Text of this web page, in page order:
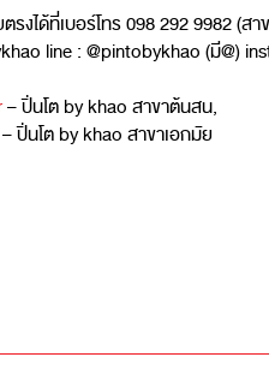
งได้ที่เบอร์โทร 098 292 9982 (สา
line : @pintobykhao (มี@)
– ปิ่นโต by khao สาขาต้นสน,
ปิ่นโต by khao สาขาเอกมัย